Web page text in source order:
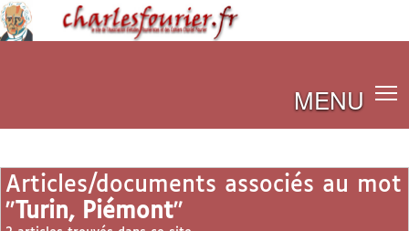
MENU
Articles/documents associés au mot
" Turin, Piémont"